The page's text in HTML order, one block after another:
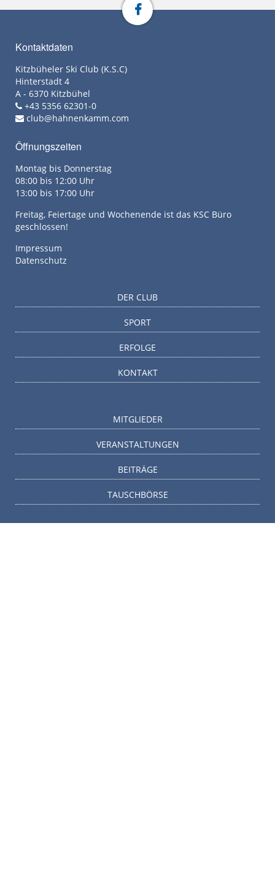
Kontaktdaten
Kitzbüheler Ski Club (K.S.C)
Hinterstadt 4
A - 6370 Kitzbühel
+43 5356 62301-0
club@hahnenkamm.com
Öffnungszeiten
Montag bis Donnerstag
08:00 bis 12:00 Uhr
13:00 bis 17:00 Uhr
Freitag, Feiertage und Wochenende ist das KSC Büro
geschlossen!
Impressum
Datenschutz
DER CLUB
SPORT
ERFOLGE
KONTAKT
MITGLIEDER
VERANSTALTUNGEN
BEITRÄGE
TAUSCHBÖRSE